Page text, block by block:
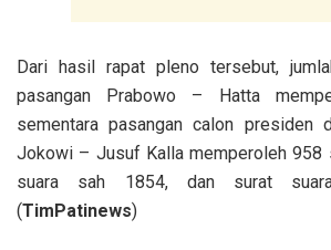
Dari hasil rapat pleno tersebut,
pasangan Prabowo – Hatta
sementara pasangan calon presiden
Jokowi – Jusuf Kalla memperoleh 958
suara sah 1854, dan surat
(TimPatinews)